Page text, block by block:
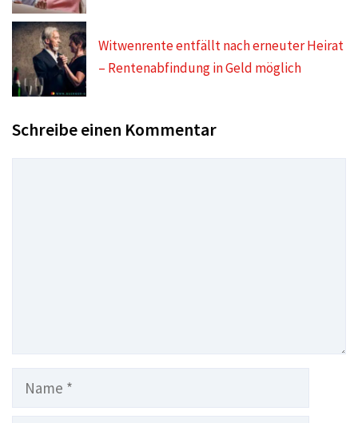
Witwenrente entfällt nach erneuter Heirat
– Rentenabfindung in Geld möglich
Schreibe einen Kommentar
Name